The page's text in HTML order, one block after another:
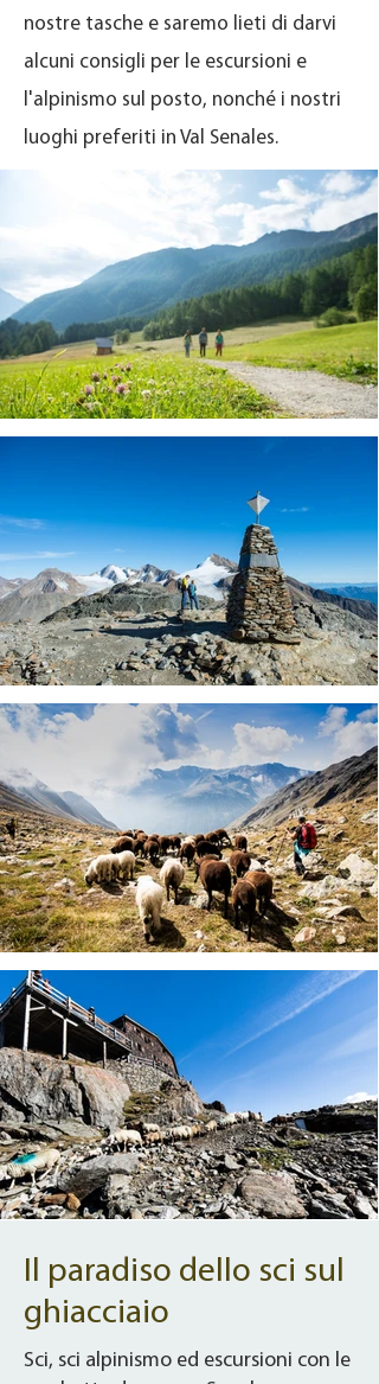
nostre tasche e saremo lieti di darvi
alcuni consigli per le escursioni e
l'alpinismo sul posto, nonché i nostri
luoghi preferiti in Val Senales.
Il paradiso dello sci sul
ghiacciaio
Sci, sci alpinismo ed escursioni con le